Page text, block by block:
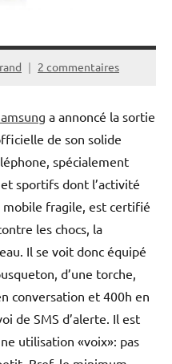
2 commentaires
a annoncé la sortie
de son solide
spécialement
sportifs dont l’activité
mobile fragile, est certifié
les chocs, la
Il se voit donc équipé
d’une torche,
conversation et 400h en
de SMS d’alerte. Il est
utilisation «voix»: pas